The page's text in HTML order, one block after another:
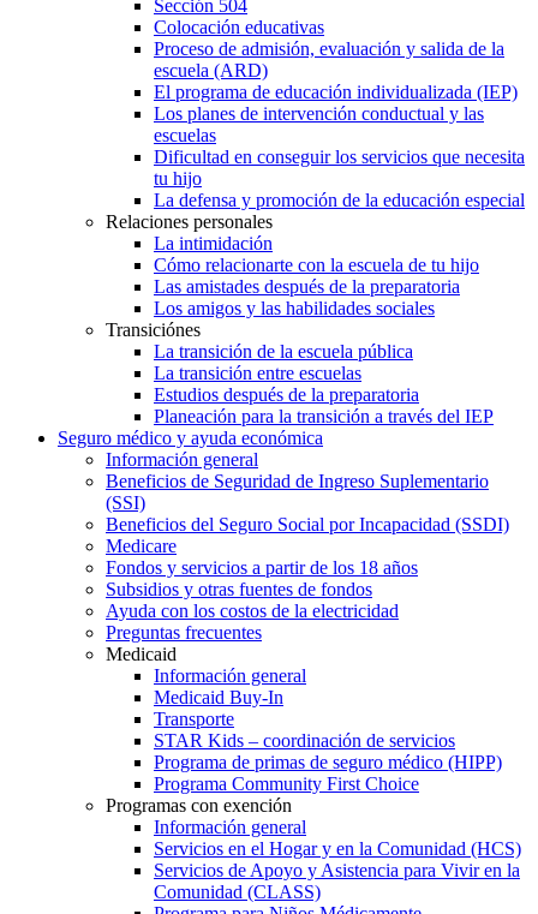
Sección 504
Colocación educativas
Proceso de admisión, evaluación y salida de la
escuela (ARD)
El programa de educación individualizada (IEP)
Los planes de intervención conductual y las
escuelas
Dificultad en conseguir los servicios que necesita
tu hijo
La defensa y promoción de la educación especial
Relaciones personales
La intimidación
Cómo relacionarte con la escuela de tu hijo
Las amistades después de la preparatoria
Los amigos y las habilidades sociales
Transiciónes
La transición de la escuela pública
La transición entre escuelas
Estudios después de la preparatoria
Planeación para la transición a través del IEP
Seguro médico y ayuda económica
Información general
Beneficios de Seguridad de Ingreso Suplementario
(SSI)
Beneficios del Seguro Social por Incapacidad (SSDI)
Medicare
Fondos y servicios a partir de los 18 años
Subsidios y otras fuentes de fondos
Ayuda con los costos de la electricidad
Preguntas frecuentes
Medicaid
Información general
Medicaid Buy-In
Transporte
STAR Kids – coordinación de servicios
Programa de primas de seguro médico (HIPP)
Programa Community First Choice
Programas con exención
Información general
Servicios en el Hogar y en la Comunidad (HCS)
Servicios de Apoyo y Asistencia para Vivir en la
Comunidad (CLASS)